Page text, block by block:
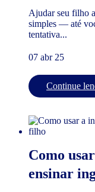
Ajudar seu filho
simples — até
tentativa...
07 abr 25
Continue
Como
ensinar